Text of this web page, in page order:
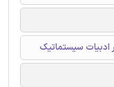
ادبیات سیستماتیک